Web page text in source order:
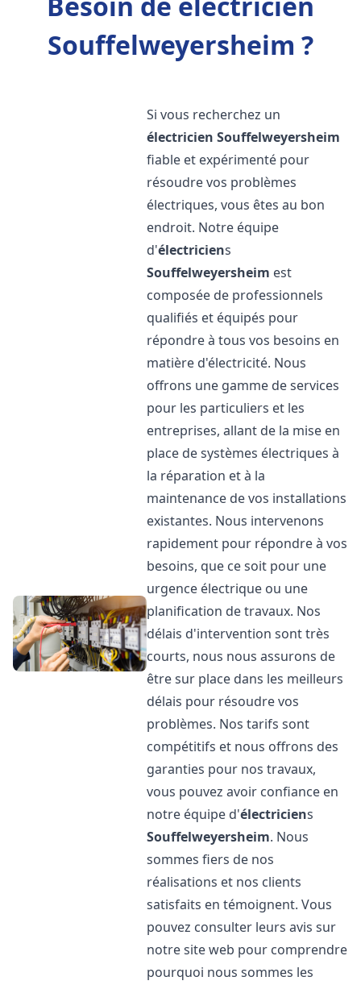
Souffelweyersheim ?
Si vous recherchez un
électricien Souffelweyersheim
fiable et expérimenté pour
résoudre vos problèmes
électriques, vous êtes au bon
endroit. Notre équipe
d'électriciens
Souffelweyersheim est
composée de professionnels
qualifiés et équipés pour
répondre à tous vos besoins en
matière d'électricité. Nous
offrons une gamme de services
pour les particuliers et les
entreprises, allant de la mise en
place de systèmes électriques à
la réparation et à la
maintenance de vos installations
existantes. Nous intervenons
rapidement pour répondre à vos
besoins, que ce soit pour une
urgence électrique ou une
planification de travaux. Nos
délais d'intervention sont très
courts, nous nous assurons de
être sur place dans les meilleurs
délais pour résoudre vos
problèmes. Nos tarifs sont
compétitifs et nous offrons des
garanties pour nos travaux,
vous pouvez avoir confiance en
notre équipe d'électriciens
Souffelweyersheim. Nous
sommes fiers de nos
réalisations et nos clients
satisfaits en témoignent. Vous
pouvez consulter leurs avis sur
notre site web pour comprendre
pourquoi nous sommes les